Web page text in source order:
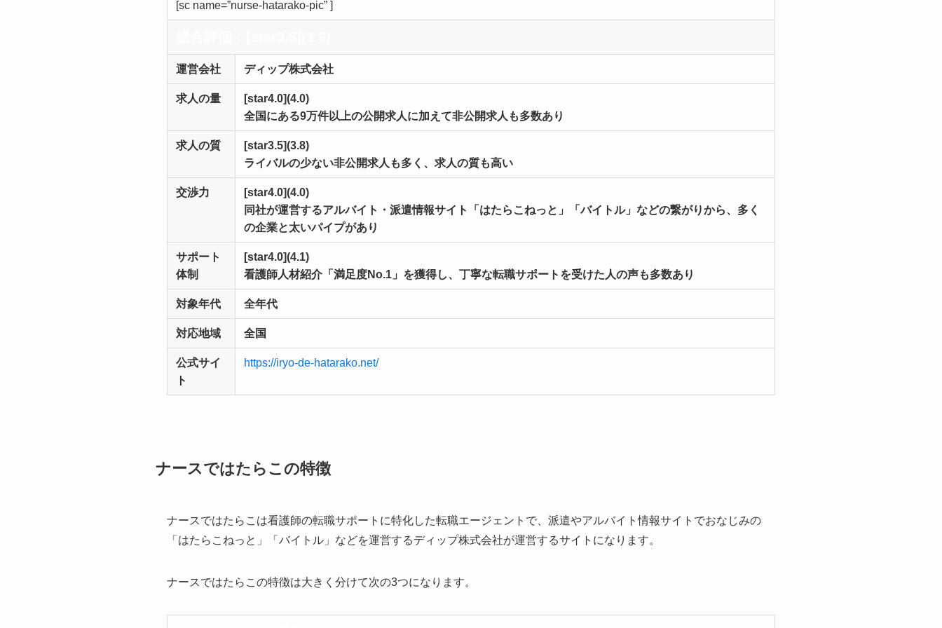
[sc name=”nurse-hatarako-pic” ]
運営会社 ディップ株式会社
求人の量
[star4.0](4.0)
全国にある9万件以上の公開求人に加えて非公開求人も多数あり
求人の質
[star3.5](3.8)
ライバルの少ない非公開求人も多く、求人の質も高い
交渉力
[star4.0](4.0)
同社が運営するアルバイト・派遣情報サイト「はたらこねっと」「バイトル」などの繋がりから、多く
の企業と太いパイプがあり
サポート
体制
[star4.0](4.1)
看護師人材紹介「満足度No.1」を獲得し、丁寧な転職サポートを受けた人の声も多数あり
対象年代 全年代
対応地域 全国
公式サイ
ト
https://iryo-de-hatarako.net/
ナースではたらこの特徴
ナースではたらこは看護師の転職サポートに特化した転職エージェントで、派遣やアルバイト情報サイトでおなじみの
「はたらこねっと」「バイトル」などを運営するディップ株式会社が運営するサイトになります。
ナースではたらこの特徴は大きく分けて次の3つになります。